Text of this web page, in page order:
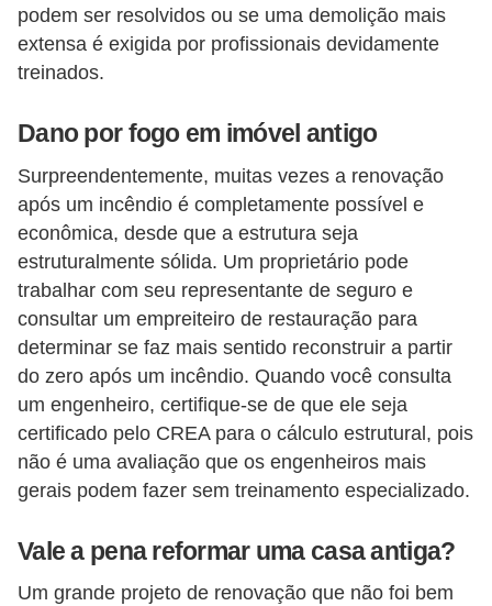
podem ser resolvidos ou se uma demolição mais
extensa é exigida por profissionais devidamente
treinados.
Dano por fogo em imóvel antigo
Surpreendentemente, muitas vezes a renovação
após um incêndio é completamente possível e
econômica, desde que a estrutura seja
estruturalmente sólida. Um proprietário pode
trabalhar com seu representante de seguro e
consultar um empreiteiro de restauração para
determinar se faz mais sentido reconstruir a partir
do zero após um incêndio. Quando você consulta
um engenheiro, certifique-se de que ele seja
certificado pelo CREA para o cálculo estrutural, pois
não é uma avaliação que os engenheiros mais
gerais podem fazer sem treinamento especializado.
Vale a pena reformar uma casa antiga?
Um grande projeto de renovação que não foi bem